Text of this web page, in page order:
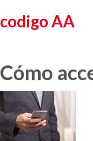
codigo AA
Cómo